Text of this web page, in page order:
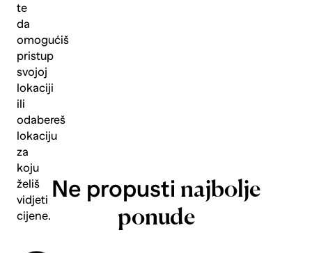
te
da
omogućiš
pristup
svojoj
lokaciji
ili
odabereš
lokaciju
za
koju
želiš
vidjeti
cijene.
Ne propusti najbolje
ponude